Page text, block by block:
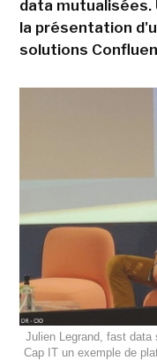
data mutualisées.
la présentation
solutions
Julien Legrand, fast data
Cap IT un exemple de